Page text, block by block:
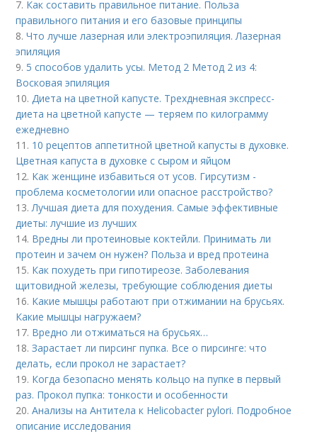
7. Как составить правильное питание. Польза
правильного питания и его базовые принципы
8.Что лучше лазерная или электроэпиляция. Лазерная
эпиляция
9. 5 способов удалить усы. Метод 2 Метод 2 из 4:
Восковая эпиляция
10.Диета на цветной капусте. Трехдневная экспресс-
диета на цветной капусте — теряем по килограмму
ежедневно
11. 10 рецептов аппетитной цветной капусты в духовке.
Цветная капуста в духовке с сыром и яйцом
12. Как женщине избавиться от усов. Гирсутизм -
проблема косметологии или опасное расстройство?
13.Лучшая диета для похудения. Самые эффективные
диеты: лучшие из лучших
14. Вредны ли протеиновые коктейли. Принимать ли
протеин и зачем он нужен? Польза и вред протеина
15. Как похудеть при гипотиреозе. Заболевания
щитовидной железы, требующие соблюдения диеты
16. Какие мышцы работают при отжимании на брусьях.
Какие мышцы нагружаем?
17. Вредно ли отжиматься на брусьях…
18.Зарастает ли пирсинг пупка. Все о пирсинге: что
делать, если прокол не зарастает?
19. Когда безопасно менять кольцо на пупке в первый
раз. Прокол пупка: тонкости и особенности
20.Анализы на Антитела к Helicobacter pylori. Подробное
описание исследования